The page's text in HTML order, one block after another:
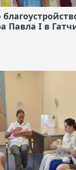
Павла I в